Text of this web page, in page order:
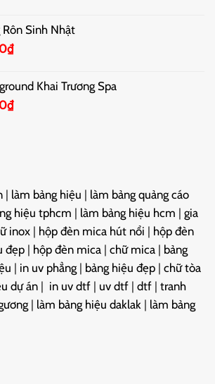
Rôn Sinh Nhật
₫
Khai Trương Spa
₫
| làm bảng hiệu | làm bảng quảng cáo
hiệu tphcm | làm bảng hiệu hcm | gia
inox | hộp đèn mica hút nổi | hộp đèn
đẹp | hộp đèn mica | chữ mica | bảng
| in uv phẳng | bảng hiệu đẹp | chữ tòa
dự án | in uv dtf | uv dtf | dtf | tranh
| làm bảng hiệu daklak | làm bảng